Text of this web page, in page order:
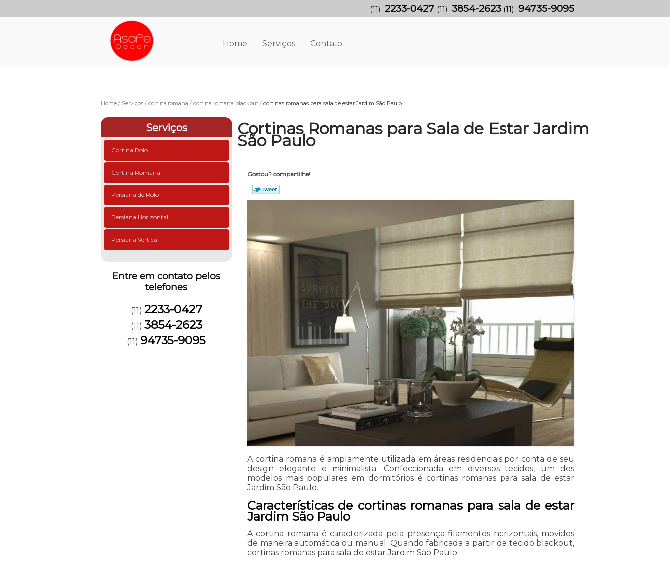
Home Serviços Contato
(11) 2233-0427 (11) 3854-2623 (11) 94735-9095
Home Serviços cortina romana cortina romana blackout cortinas romanas para sala de estar Jardim São Paulo
Serviços
Cortina Rolo
Cortina Romana
Persiana de Rolo
Persiana Horizontal
Persiana Vertical
Entre em contato pelos
telefones
(11) 2233-0427
(11) 3854-2623
(11) 94735-9095
Cortinas Romanas para Sala de Estar Jardim
São Paulo
Gostou? compartilhe!
A cortina romana é amplamente utilizada em áreas residenciais por conta de seu
design elegante e minimalista. Confeccionada em diversos tecidos, um dos
modelos mais populares em dormitórios é cortinas romanas para sala de estar
Jardim São Paulo.
Características de cortinas romanas para sala de estar
Jardim São Paulo
A cortina romana é caracterizada pela presença filamentos horizontais, movidos
de maneira automática ou manual. Quando fabricada a partir de tecido blackout,
cortinas romanas para sala de estar Jardim São Paulo: